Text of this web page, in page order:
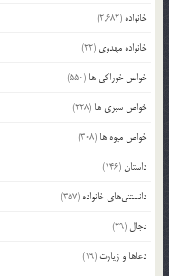
خانواده (2,682)
خانواده مهدوی (22)
خواص خوراکی ها (550)
خواص سبزی ها (228)
خواص میوه ها (308)
داستان(146)
دانستنی‌های خانواده (357)
دجال (29)
دعاها و زیارت (19)